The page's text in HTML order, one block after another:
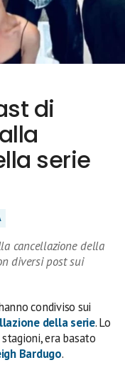
di
serie
cancellazione della
diversi post sui
condiviso sui
della serie. Lo
era basato
Bardugo.